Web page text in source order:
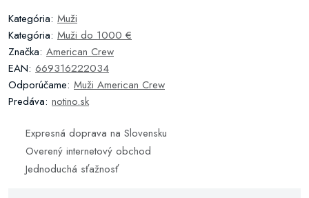
Kategória: Muži
Kategória: Muži do 1000 €
Značka: American Crew
EAN: 669316222034
Odporúčame: Muži American Crew
Predáva: notino.sk
Expresná doprava na Slovensku
Overený internetový obchod
Jednoduchá sťažnosť